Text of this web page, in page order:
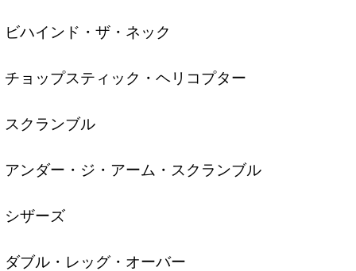
ビハインド・ザ・ネック
チョップスティック・ヘリコプター
スクランブル
アンダー・ジ・アーム・スクランブル
シザーズ
ダブル・レッグ・オーバー